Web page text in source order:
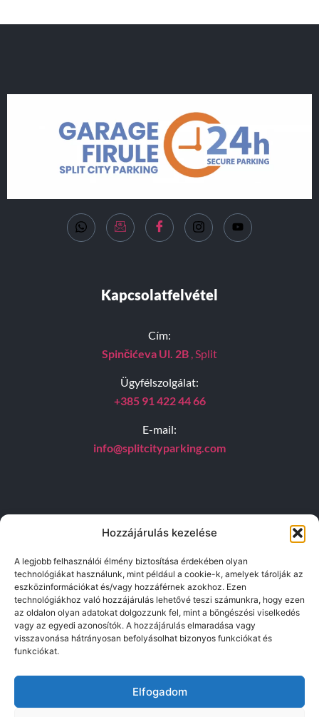
Hozzájárulás kezelése
A legjobb felhasználói élmény biztosítása érdekében olyan
technológiákat használunk, mint például a cookie-k, amelyek tárolják az
eszközinformációkat és/vagy hozzáférnek azokhoz. Ezen
technológiákhoz való hozzájárulás lehetővé teszi számunkra, hogy ezen
az oldalon olyan adatokat dolgozzunk fel, mint a böngészési viselkedés
vagy az egyedi azonosítók. A hozzájárulás elmaradása vagy
visszavonása hátrányosan befolyásolhat bizonyos funkciókat és
funkciókat.
Elfogadom
Kapcsolatfelvétel
Cím:
Spinčićeva Ul. 2B , Split
Ügyfélszolgálat:
+385 91 422 44 66
E-mail:
info@splitcityparking.com
Hasznos linkek
GYIK
Árlista
Helyszín
Általános használati feltételek